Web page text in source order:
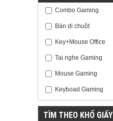
Combo Gaming
Bàn di chuột
Key+Mouse Office
Tai nghe Gaming
Mouse Gaming
Keyboad Gaming
TÌM THEO KHỔ GIẤY